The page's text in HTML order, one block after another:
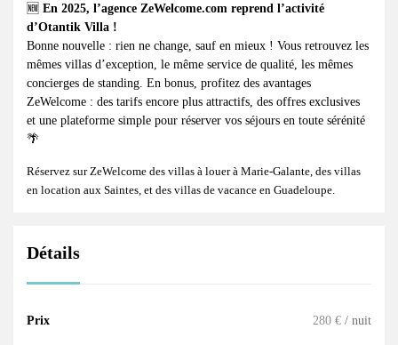
🆕 En 2025, l’agence ZeWelcome.com reprend l’activité
d’Otantik Villa !
Bonne nouvelle : rien ne change, sauf en mieux ! Vous retrouvez les
mêmes villas d’exception, le même service de qualité, les mêmes
concierges de standing. En bonus, profitez des avantages
ZeWelcome : des tarifs encore plus attractifs, des offres exclusives
et une plateforme simple pour réserver vos séjours en toute sérénité
🌴
Réservez sur ZeWelcome des villas à louer à Marie-Galante , des villas
en location aux Saintes , et des villas de vacance en Guadeloupe
Détails
Prix 280 € / nuit